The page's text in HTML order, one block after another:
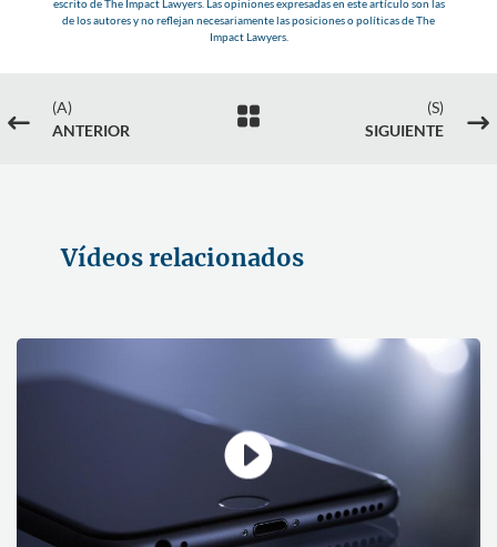
escrito de The Impact Lawyers. Las opiniones expresadas en este artículo son las
de los autores y no reflejan necesariamente las posiciones o políticas de The
Impact Lawyers.
#
(A)
ANTERIOR

(S)
SIGUIENTE
$
Vídeos relacionados